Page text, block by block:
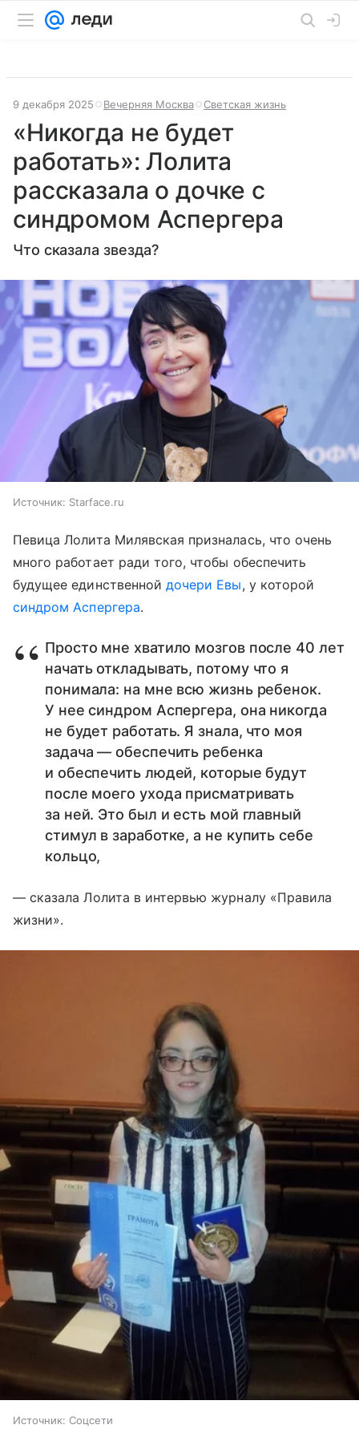
9 декабря 2025 Вечерняя Москва Светская жизнь
«Никогда не будет
работать»: Лолита
рассказала о дочке с
синдромом Аспергера
Что сказала звезда?
Источник: Starface.ru
Певица Лолита Милявская призналась, что очень
много работает ради того, чтобы обеспечить
будущее единственнойдочери Евы, у которой
синдром Аспергера.
Просто мне хватило мозгов после 40 лет
начать откладывать, потому что я
понимала: на мне всю жизнь ребенок.
У нее синдром Аспергера, она никогда
не будет работать. Я знала, что моя
задача — обеспечить ребенка
и обеспечить людей, которые будут
после моего ухода присматривать
за ней. Это был и есть мой главный
стимул в заработке, а не купить себе
кольцо,
— сказала Лолита в интервью журналу «Правила
жизни».
Источник: Соцсети